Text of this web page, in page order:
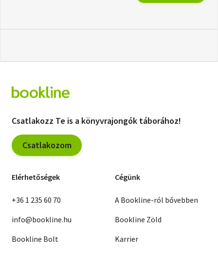
Csatlakozz Te is a könyvrajongók táborához!
Csatlakozom
Elérhetőségek
+36 1 235 60 70
info@bookline.hu
Bookline Bolt
Cégünk
A Bookline-ról bővebben
Bookline Zöld
Karrier